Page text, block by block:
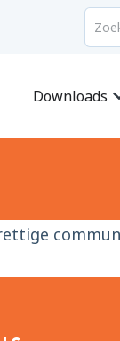
Downloads